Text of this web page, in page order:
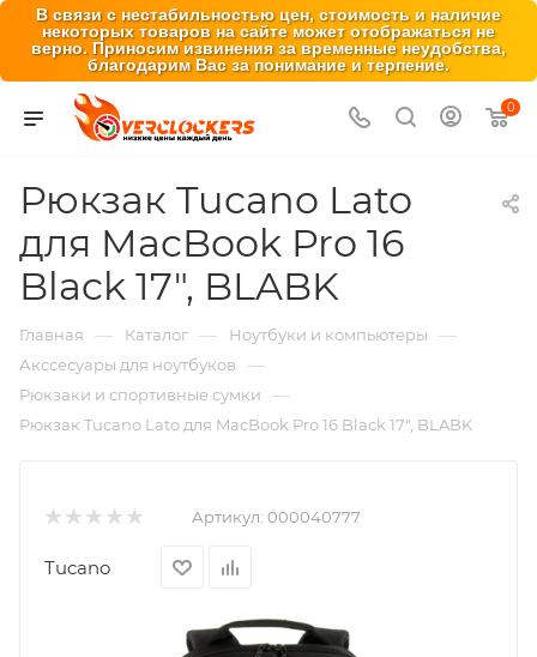
В связи с нестабильностью цен, стоимость и наличие
некоторых товаров на сайте может отображаться не
верно. Приносим извинения за временные неудобства,
благодарим Вас за понимание и терпение.
0
Рюкзак Tucano Lato
для MacBook Pro 16
Black 17", BLABK
Главная — Каталог — Ноутбуки и компьютеры —
Акссесуары для ноутбуков —
Рюкзаки и спортивные сумки —
Рюкзак Tucano Lato для MacBook Pro 16 Black 17", BLABK
Артикул: 000040777
Tucano